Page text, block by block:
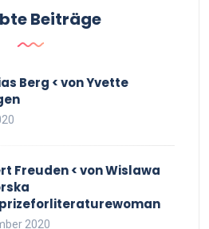
Beiträge
Berg < von Yvette
Freuden < von Wislawa
2020